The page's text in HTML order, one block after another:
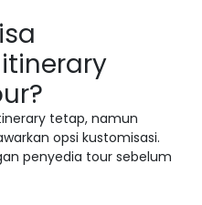
tetap, namun
opsi kustomisasi.
penyedia tour sebelum